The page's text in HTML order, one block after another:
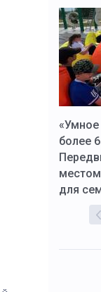
более
для